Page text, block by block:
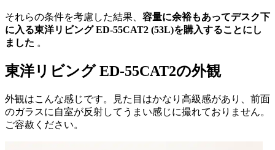
それらの条件を考慮した結果、 容量に余裕もあってデスク下
に入る東洋リビング ED-55CAT2 (53L)を購入することにし
ました 。
東洋リビング ED-55CAT2の外観
外観はこんな感じです。見た目はかなり高級感があり、前面
のガラスに自室が反射してうまい感じに撮れておりません。
ご容赦ください。